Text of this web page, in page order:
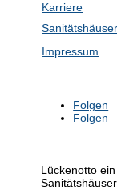
Karriere
Sanitätshäuser
Impressum
Folgen
Folgen
Lückenotto
Sanitätshäuser